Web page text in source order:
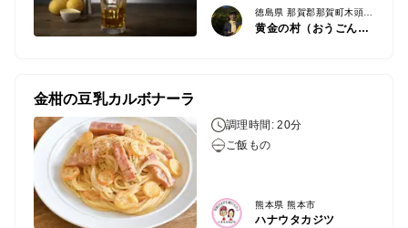
黄金の村（おうごんのむら）
金柑の豆乳カルボナーラ
調理時間: 20分
ご飯もの
熊本県 熊本市
ハナウタカジツ